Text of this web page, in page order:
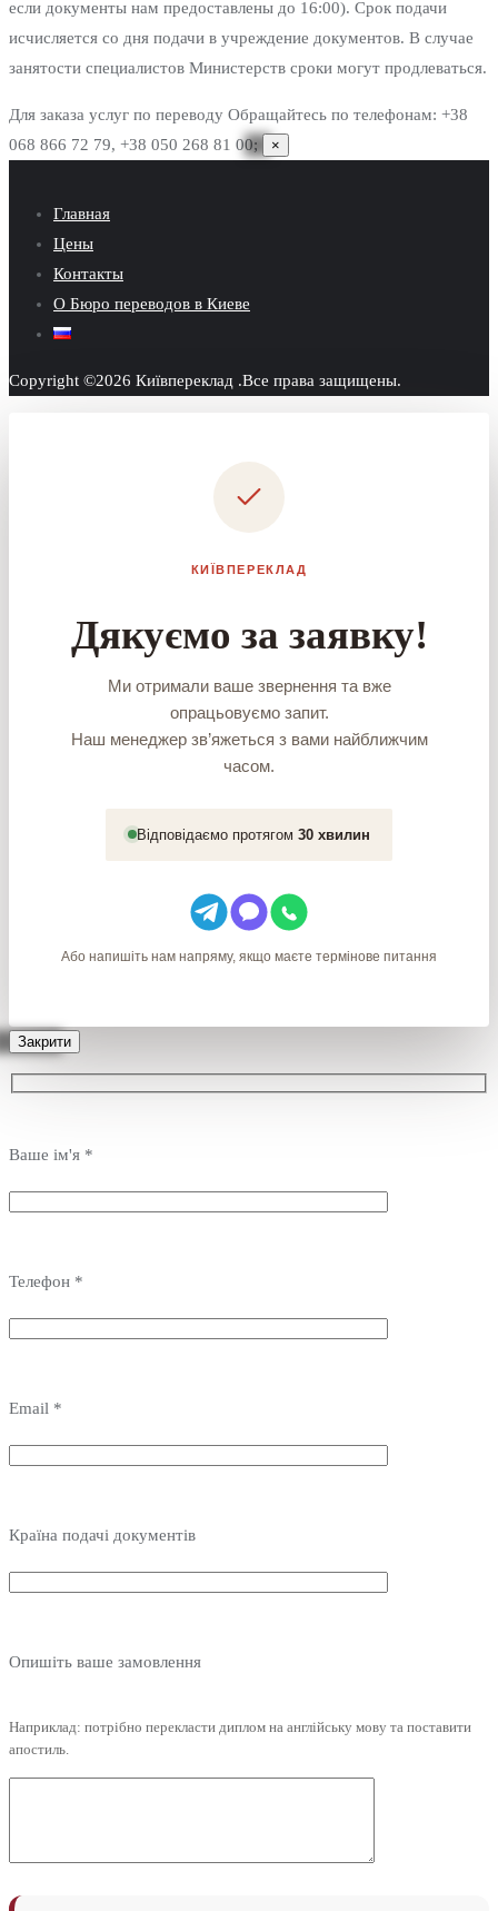
если документы нам предоставлены до 16:00). Срок подачи
исчисляется со дня подачи в учреждение документов. В случае
занятости специалистов Министерств сроки могут продлеваться.
Для заказа услуг по переводу Обращайтесь по телефонам: +38
068 866 72 79, +38 050 268 81 00;
×
Главная
Цены
Контакты
О Бюро переводов в Киеве
Copyright ©2026 Київпереклад .Все права защищены.
КИЇВПЕРЕКЛАД
Дякуємо за заявку!
Ми отримали ваше звернення та вже
опрацьовуємо запит.
Наш менеджер зв’яжеться з вами найближчим
часом.
Відповідаємо протягом 30 хвилин
Або напишіть нам напряму, якщо маєте термінове питання
Закрити
Ваше ім'я *
Телефон *
Email *
Країна подачі документів
Опишіть ваше замовлення
Наприклад: потрібно перекласти диплом на англійську мову та поставити
апостиль.